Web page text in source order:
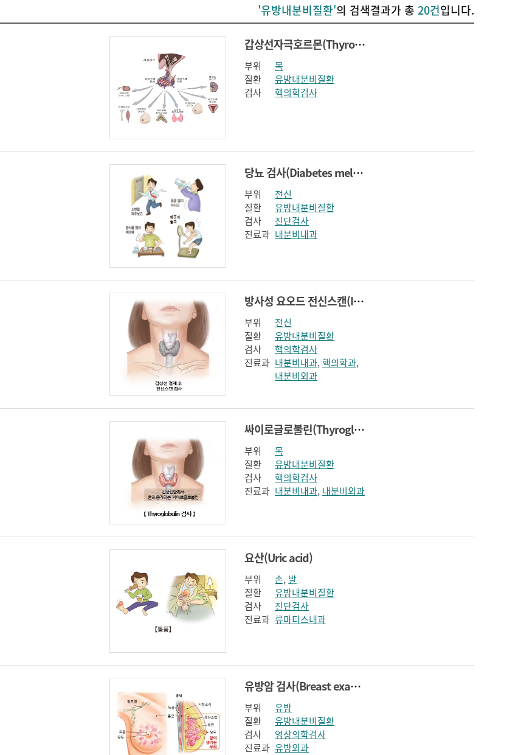
'유방내분비질환'의 검색결과가 총 20건입니다.
갑상선자극호르몬(Thyroid stimulating hormone)
부위
목
질환
유방내분비질환
검사
핵의학검사
당뇨 검사(Diabetes mellitus Tset)
부위
전신
질환
유방내분비질환
검사
진단검사
진료과 내분비내과
방사성 요오드 전신스캔(I-131 Whole body scan)
부위
전신
질환
유방내분비질환
검사
핵의학검사
진료과 내분비내과,핵의학과,
내분비외과
싸이로글로불린(Thyroglobulin)
부위
목
질환
유방내분비질환
검사
핵의학검사
진료과 내분비내과, 내분비외과
요산(Uric acid)
부위 손, 발
질환
유방내분비질환
검사
진단검사
진료과 류마티스내과
유방암 검사(Breast examination)
부위
유방
질환
유방내분비질환
검사
영상의학검사
진료과 유방외과